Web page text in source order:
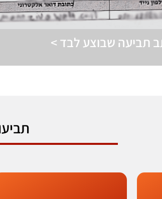
תביעה שבוצע לבד >